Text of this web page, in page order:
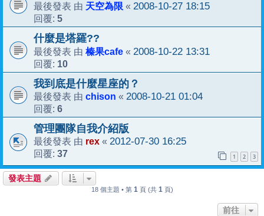
最後發表 由 天空為限 « 2008-10-27 18:15
回覆: 5
什麼是塔羅??
最後發表 由 榛果cafe « 2008-10-22 13:31
回覆: 10
我到底是什麼星座的？
最後發表 由 chison « 2008-10-21 01:04
回覆: 6
管理團隊自我介紹版
最後發表 由 rex « 2012-07-30 16:25
回覆: 37 1 2 3
發表主題
18 個主題 • 第 1 頁 (共 1 頁)
前往